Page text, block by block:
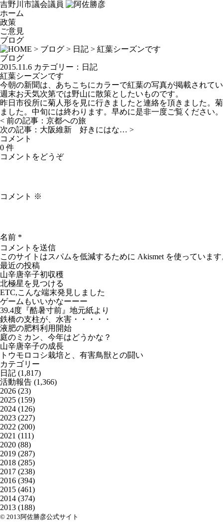
吉野川市議会議員
ホーム
政策
ご意見
ブログ
> ブログ > 日記 > 紅葉シーズンです
ブログ
2015.11.6 カテゴリー： 日記
紅葉シーズンです
今朝の新聞は、あちこちにカラーで紅葉の写真が掲載されて
週末お天気次第では野山に散策としたいものです。
昨日市役所に菊人形を見に行きましたと連絡を頂きました。
ました。中旬には終わります。早めに是非一度ご覧ください。
< 前の記事： 京都への旅
次の記事： 大阪維新 好きにはな… >
コメント
0 件
コメントをどうぞ
コメント ※
名前 *
このサイトはスパムを低減するために Akismet を使っていま
最近の投稿
山辛唐辛子初収穫
北極星を見つける
ETC,こんな端末発見しました
ゲームもいいかなーーー
39.4度『酷暑寸前』地元紙より
鉄橋の支柱が、水害・・・・・
液肥の肥料利用開始
庭のミカン、今年はどうかな？
山辛唐辛子の成長
トウモロコシ栽培と、有害鳥獣との闘い
カテゴリー
日記 (1,817)
活動報告 (1,366)
2026 (23)
2025 (159)
2024 (126)
2023 (227)
2022 (200)
2021 (111)
2020 (88)
2019 (287)
2018 (285)
2017 (238)
2016 (394)
2015 (461)
2014 (374)
2013 (188)
© 2013阿佐勝彦公式サイト